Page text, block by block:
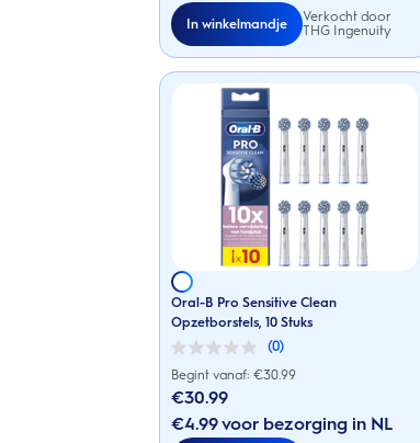
In winkelmandje
Verkocht door
THG Ingenuity
Oral-B Pro Sensitive Clean
Opzetborstels, 10 Stuks
(0)
0.0
van
5
sterren.
Begint vanaf: €30.99
€30.99
€4.99 voor bezorging in NL